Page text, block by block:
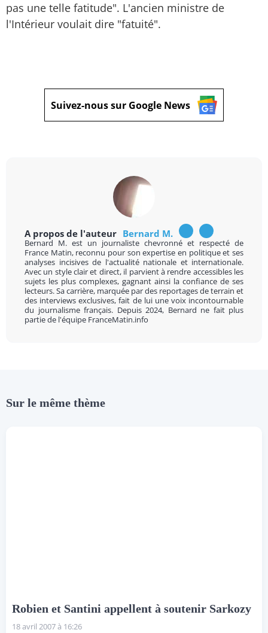
pas une telle fatitude". L'ancien ministre de
l'Intérieur voulait dire "fatuité".
Suivez-nous sur Google News
A propos de l'auteur Bernard M.
Bernard M. est un journaliste chevronné et respecté de
France Matin, reconnu pour son expertise en politique et ses
analyses incisives de l'actualité nationale et internationale.
Avec un style clair et direct, il parvient à rendre accessibles les
sujets les plus complexes, gagnant ainsi la confiance de ses
lecteurs. Sa carrière, marquée par des reportages de terrain et
des interviews exclusives, fait de lui une voix incontournable
du journalisme français. Depuis 2024, Bernard ne fait plus
partie de l'équipe FranceMatin.info
Sur le même thème
Robien et Santini appellent à soutenir Sarkozy
18 avril 2007 à 16:26